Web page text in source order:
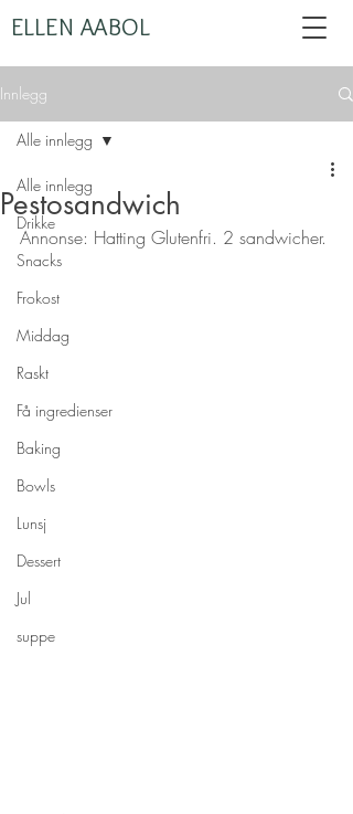
ELLEN AABOL
Innlegg
Alle innlegg
Drikke
Snacks
Frokost
Middag
Raskt
Få ingredienser
Baking
Bowls
Lunsj
Dessert
Jul
suppe
Alle innlegg
Pestosandwich
Annonse: Hatting Glutenfri. 2 sandwicher.